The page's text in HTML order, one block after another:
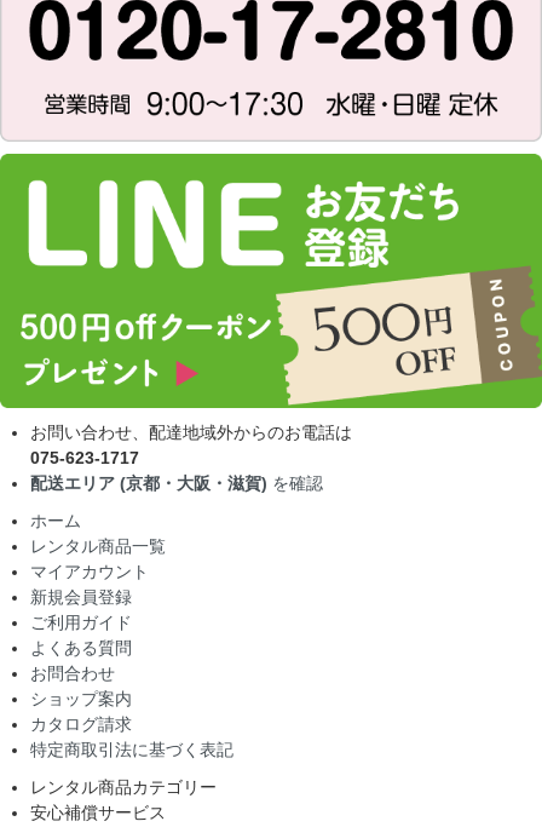
お問い合わせ、配達地域外からのお電話は
075-623-1717
配送エリア (京都・大阪・滋賀) を確認
ホーム
レンタル商品一覧
マイアカウント
新規会員登録
ご利用ガイド
よくある質問
お問合わせ
ショップ案内
カタログ請求
特定商取引法に基づく表記
レンタル商品カテゴリー
安心補償サービス